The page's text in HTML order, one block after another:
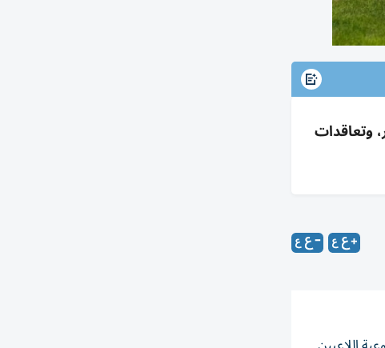
وتعاقدات